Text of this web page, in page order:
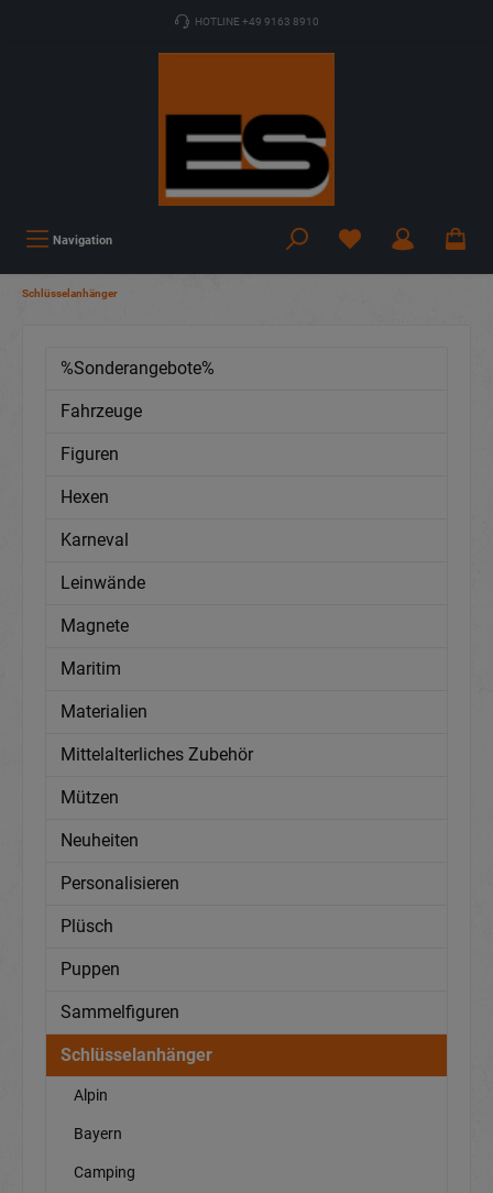
HOTLINE +49 9163 8910
Navigation
Schlüsselanhänger
%Sonderangebote%
Fahrzeuge
Figuren
Hexen
Karneval
Leinwände
Magnete
Maritim
Materialien
Mittelalterliches Zubehör
Mützen
Neuheiten
Personalisieren
Plüsch
Puppen
Sammelfiguren
Schlüsselanhänger
Alpin
Bayern
Camping